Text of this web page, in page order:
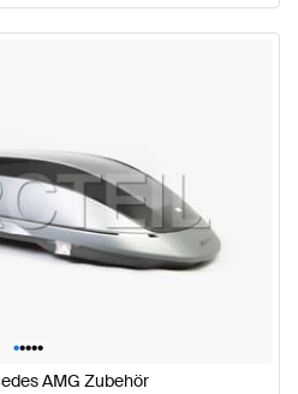
•••••
AMG Zubehör